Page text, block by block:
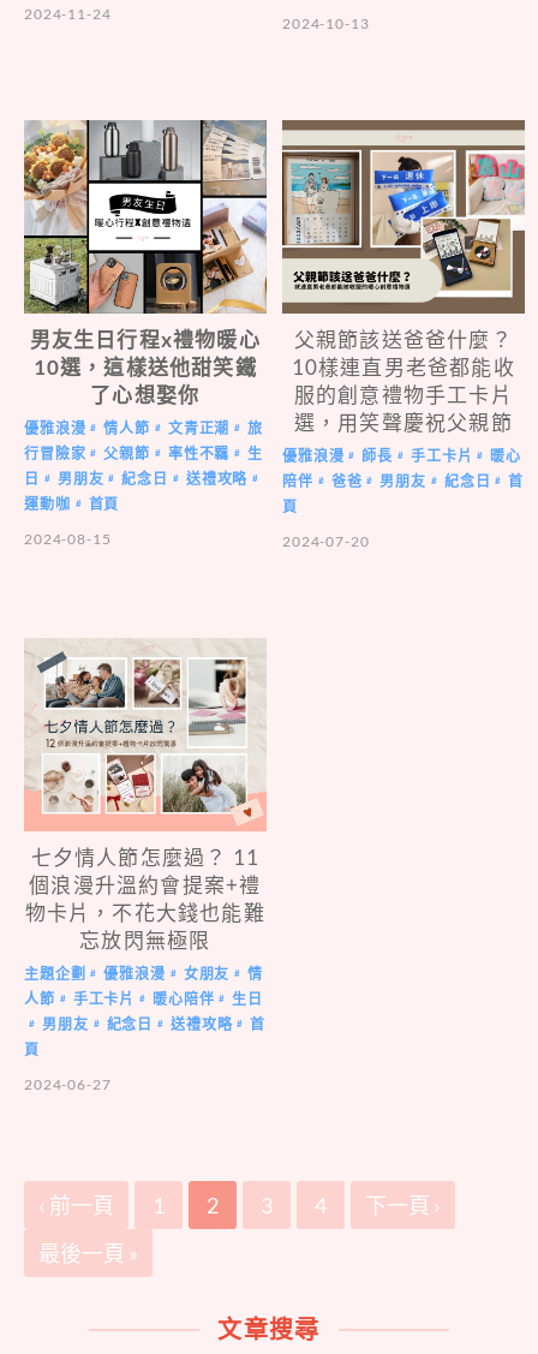
2024-11-24
2024-10-13
男友生日行程x禮物暖心
10選，這樣送他甜笑鐵
了心想娶你
優雅浪漫 # 情人節 # 文青正潮 #
旅
行冒險家 # 父親節 # 率性不羈 #
生
日
# 男朋友 # 紀念日 # 送禮攻略 #
運動咖 #
首頁
2024-08-15
父親節該送爸爸什麼？
10樣連直男老爸都能收
服的創意禮物手工卡片
選，用笑聲慶祝父親節
優雅浪漫 # 師長 # 手工卡片 #
暖心
陪伴 # 爸爸 # 男朋友 # 紀念日 #
首
頁
2024-07-20
七夕情人節怎麼過？ 11
個浪漫升溫約會提案+禮
物卡片，不花大錢也能難
忘放閃無極限
主題企劃 # 優雅浪漫 # 女朋友 #
情
人節 # 手工卡片 # 暖心陪伴 # 生日
# 男朋友 # 紀念日 # 送禮攻略 #
首
頁
2024-06-27
‹ 前一頁 1 2 3 4
下一頁 ›
最後一頁 »
文章搜尋